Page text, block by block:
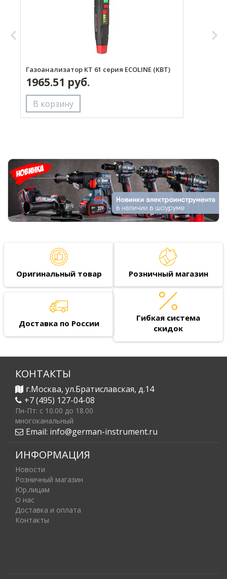
Газоанализатор КТ 61 серия ECOLINE (КВТ)
1965.51 руб.
Оригинальный товар Розничный магазин
Доставка по России
Гибкая система
скидок
КОНТАКТЫ
г.Москва, ул.Братиславская, д.14
+7 (495) 127-04-08
Пн-Пт: c 10.00 до 18.00
многоканальный
Email: info@german-instrument.ru
ИНФОРМАЦИЯ
Новости
Розничный магазин
Юр.лицам
О нас
Доставка и оплата
Контакты